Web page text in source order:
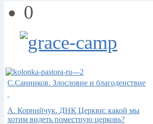
0
С.Санников. Злословие и благоденствие
А. Корнийчук. ДНК Церкви: какой мы
хотим видеть поместную церковь?